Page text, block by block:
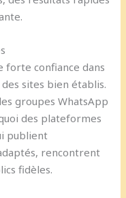
forte confiance dans
sites bien établis.
groupes WhatsApp
des plateformes
publient
rencontrent
fidèles.